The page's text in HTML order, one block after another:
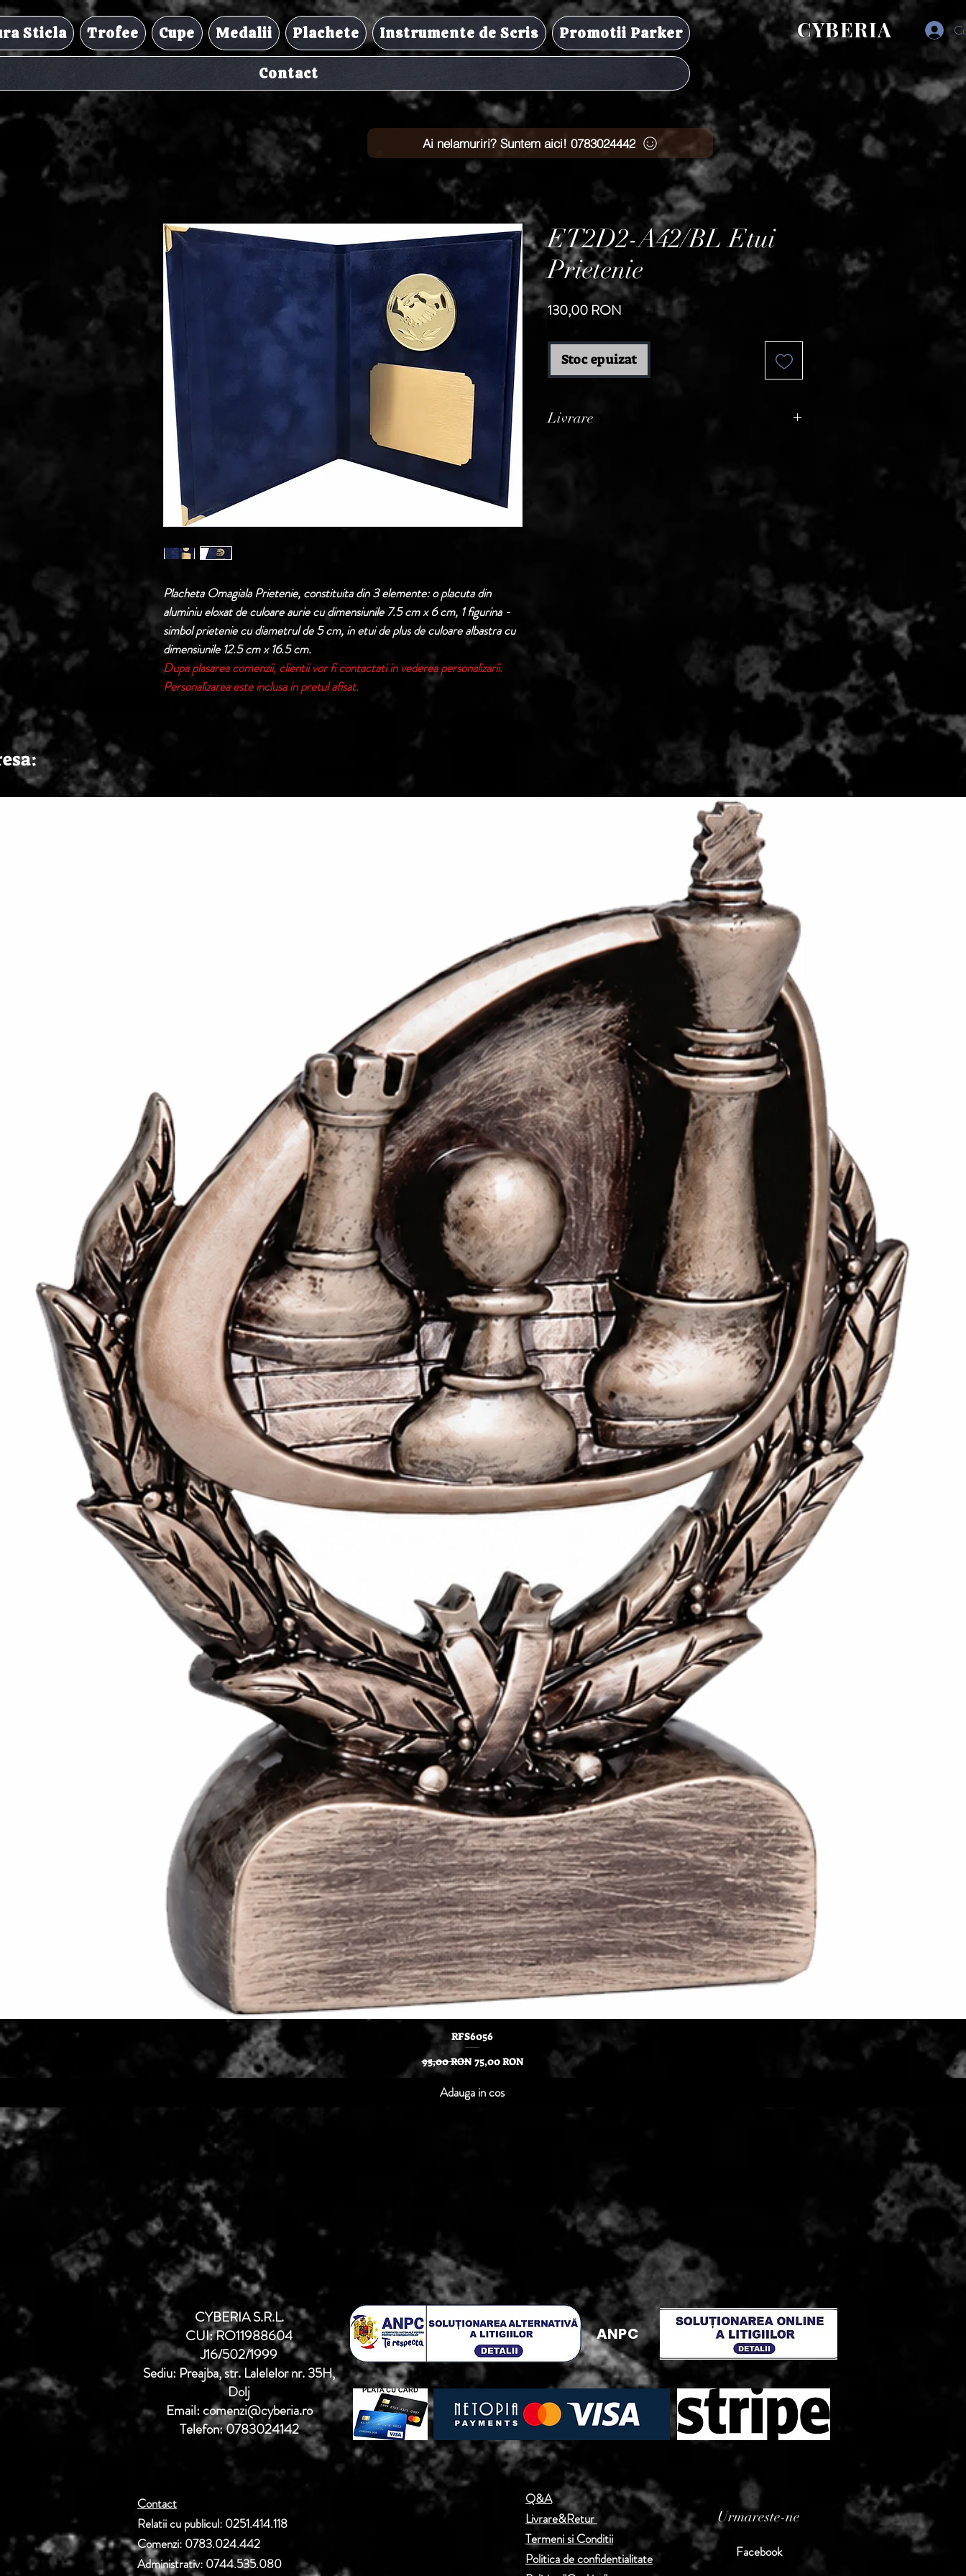
Sticla Trofee Cupe Medalii Plachete Instrumente de Scris Promotii Parker
Contact
CYBERIA
Ai nelamuriri? Suntem aici! 0783024442
Placheta Omagiala Prietenie, constituita din 3 elemente: o placuta din
aluminiu eloxat de culoare aurie cu dimensiunile 7.5 cm x 6 cm, 1 figurina -
simbol prietenie cu diametrul de 5 cm, in etui de plus de culoare albastra cu
dimensiunile 12.5 cm x 16.5 cm.
Dupa plasarea comenzii, clientii vor fi contactati in vederea personalizarii.
Personalizarea este inclusa in pretul afisat.
ET2D2-A42/BL Etui
Prietenie
130,00 RON
Stoc epuizat
Livrare
Afișare rapidă
RFS6056
Preț normal
95,00 RON Preț redus
75,00 RON
Adauga in cos
CYBERIA S.R.L.
CUI: RO11988604
J16/502/1999
Sediu: Preajba, str. Lalelelor nr. 35H,
Dolj
Email: comenzi@cyberia.ro
Telefon: 0783024142
ANPC
Contact
Relatii cu publicul: 0251.414.118
Comenzi: 0783.024.442
Administrativ: 0744.535.080
Q&A
Livrare&Retur
Termeni si Conditii
Politica de confidentialitate
Urmareste-ne
Facebook